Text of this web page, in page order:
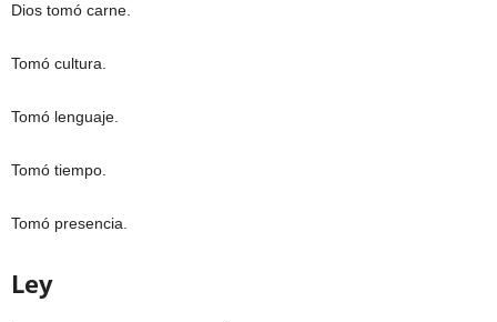
Dios tomó carne.
Tomó cultura.
Tomó lenguaje.
Tomó tiempo.
Tomó presencia.
Ley